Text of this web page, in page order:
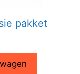
pakket